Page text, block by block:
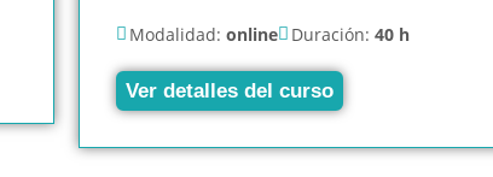
Modalidad: online Duración: 40 h
Ver detalles del curso